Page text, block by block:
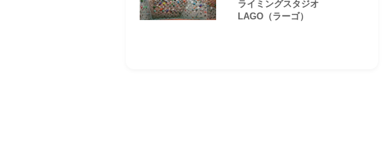
ライミングスタジオ
LAGO（ラーゴ）